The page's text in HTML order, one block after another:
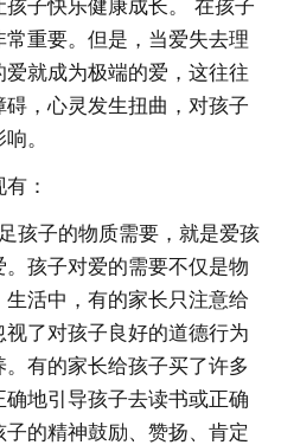
子快乐健康成长。 在孩子
重要。但是，当爱失去理
就成为极端的爱，这往往
，心灵发生扭曲，对孩子
。
：
孩子的物质需要，就是爱孩
孩子对爱的需要不仅是物
活中，有的家长只注意给
了对孩子良好的道德行为
有的家长给孩子买了许多
地引导孩子去读书或正确
的精神鼓励、赞扬、肯定